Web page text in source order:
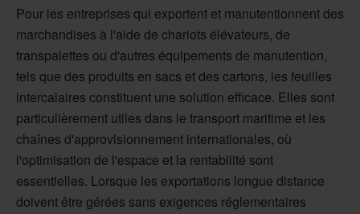
Pour les entreprises qui exportent et manutentionnent des
marchandises à l'aide de chariots élévateurs, de
transpalettes ou d'autres équipements de manutention,
tels que des produits en sacs et des cartons, les feuilles
intercalaires constituent une solution efficace. Elles sont
particulièrement utiles dans le transport maritime et les
chaînes d'approvisionnement internationales, où
l'optimisation de l'espace et la rentabilité sont
essentielles. Lorsque les exportations longue distance
doivent être gérées sans exigences réglementaires